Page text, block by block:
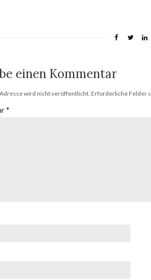
einen Kommentar
wird nicht veröffentlicht. Erforderliche Felder
*